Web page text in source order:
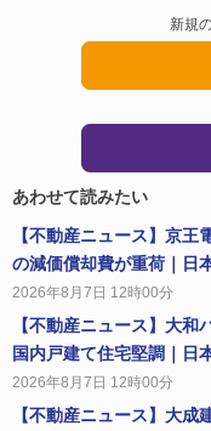
新規
あわせて読みたい
【不動産ニュース】京
の減価償却費が重荷｜日
2026年8月7日 12時00分
【不動産ニュース】大
国内戸建て住宅堅調｜日
2026年8月7日 12時00分
【不動産ニュース】大